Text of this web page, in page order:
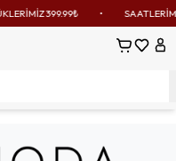
399.99₺
Sepetim